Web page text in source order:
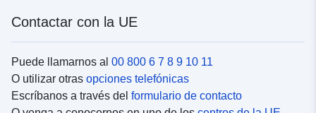
Contactar con la UE
Puede llamarnos al 00 800 6 7 8 9 10 11
O utilizar otras opciones telefónicas
Escríbanos a través del formulario de contacto